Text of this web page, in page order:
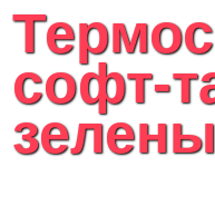
софт-